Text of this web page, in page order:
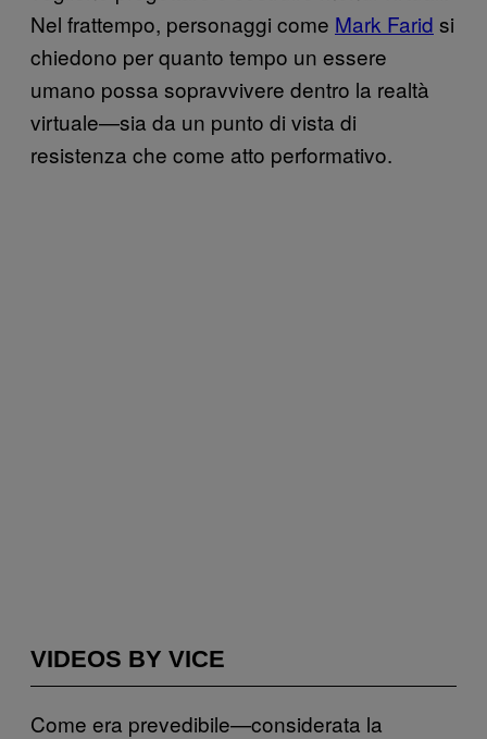
Nel frattempo, personaggi come Mark Farid si
chiedono per quanto tempo un essere
umano possa sopravvivere dentro la realtà
virtuale—sia da un punto di vista di
resistenza che come atto performativo.
VIDEOS BY VICE
Come era prevedibile—considerata la